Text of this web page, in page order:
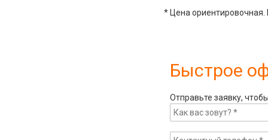
* Цена ориентировочная.
Быстрое
Отправьте заявку,